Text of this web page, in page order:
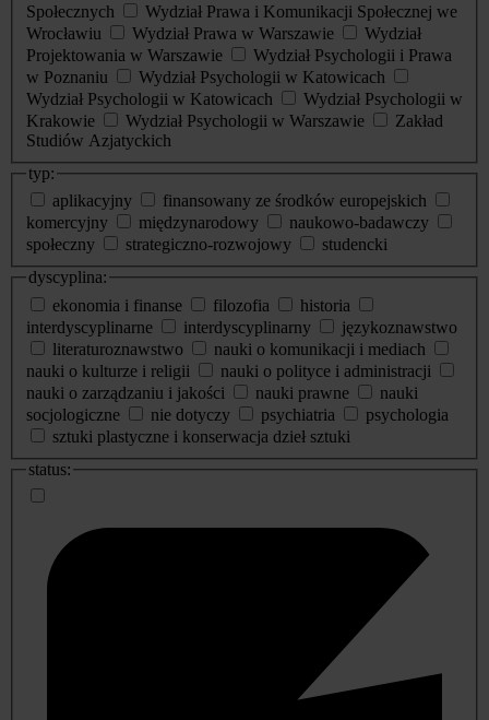
Społecznych
Wydział Prawa i Komunikacji Społecznej we
Wrocławiu
Wydział Prawa w Warszawie
Wydział
Projektowania w Warszawie
Wydział Psychologii i Prawa
w Poznaniu
Wydział Psychologii w Katowicach
Wydział Psychologii w Katowicach
Wydział Psychologii w
Krakowie
Wydział Psychologii w Warszawie
Zakład
Studiów Azjatyckich
typ:
aplikacyjny
finansowany ze środków europejskich
komercyjny
międzynarodowy
naukowo-badawczy
społeczny
strategiczno-rozwojowy
studencki
dyscyplina:
ekonomia i finanse
filozofia
historia
interdyscyplinarne
interdyscyplinarny
językoznawstwo
literaturoznawstwo
nauki o komunikacji i mediach
nauki o kulturze i religii
nauki o polityce i administracji
nauki o zarządzaniu i jakości
nauki prawne
nauki
socjologiczne
nie dotyczy psychiatria
psychologia
sztuki plastyczne i konserwacja dzieł sztuki
status: